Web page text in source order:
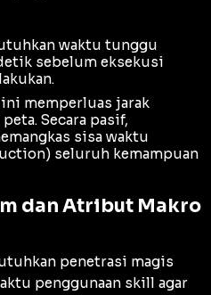
waktu tunggu
sebelum eksekusi
memperluas jarak
Secara pasif,
sisa waktu
) seluruh kemampuan
dan Atribut Makro
penetrasi magis
penggunaan skill agar